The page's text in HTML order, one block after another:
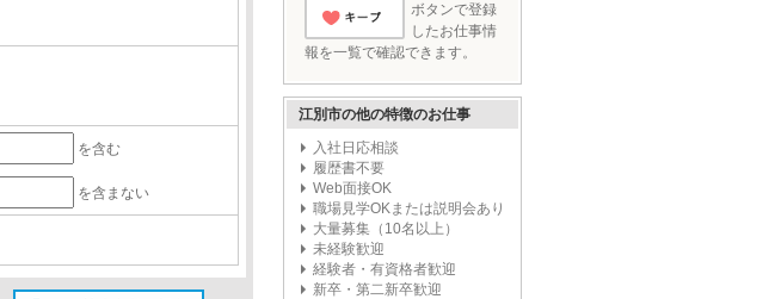
を含む
を含まない
'とりあえずキ
ボタンで登録
したお仕事情
報を一覧で確認できます。
江別市の他の特徴のお仕事
入社日応相談
履歴書不要
Web面接OK
職場見学OKまたは説明会あり
大量募集（10名以上）
未経験歓迎
経験者・有資格者歓迎
新卒・第二新卒歓迎